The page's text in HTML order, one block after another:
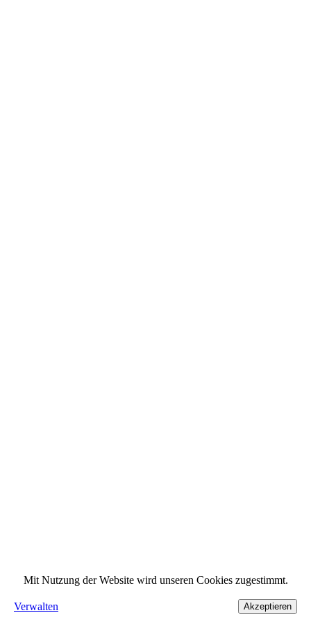
Mit Nutzung der Website wird unseren Cookies zugestimmt.
Verwalten Akzeptieren